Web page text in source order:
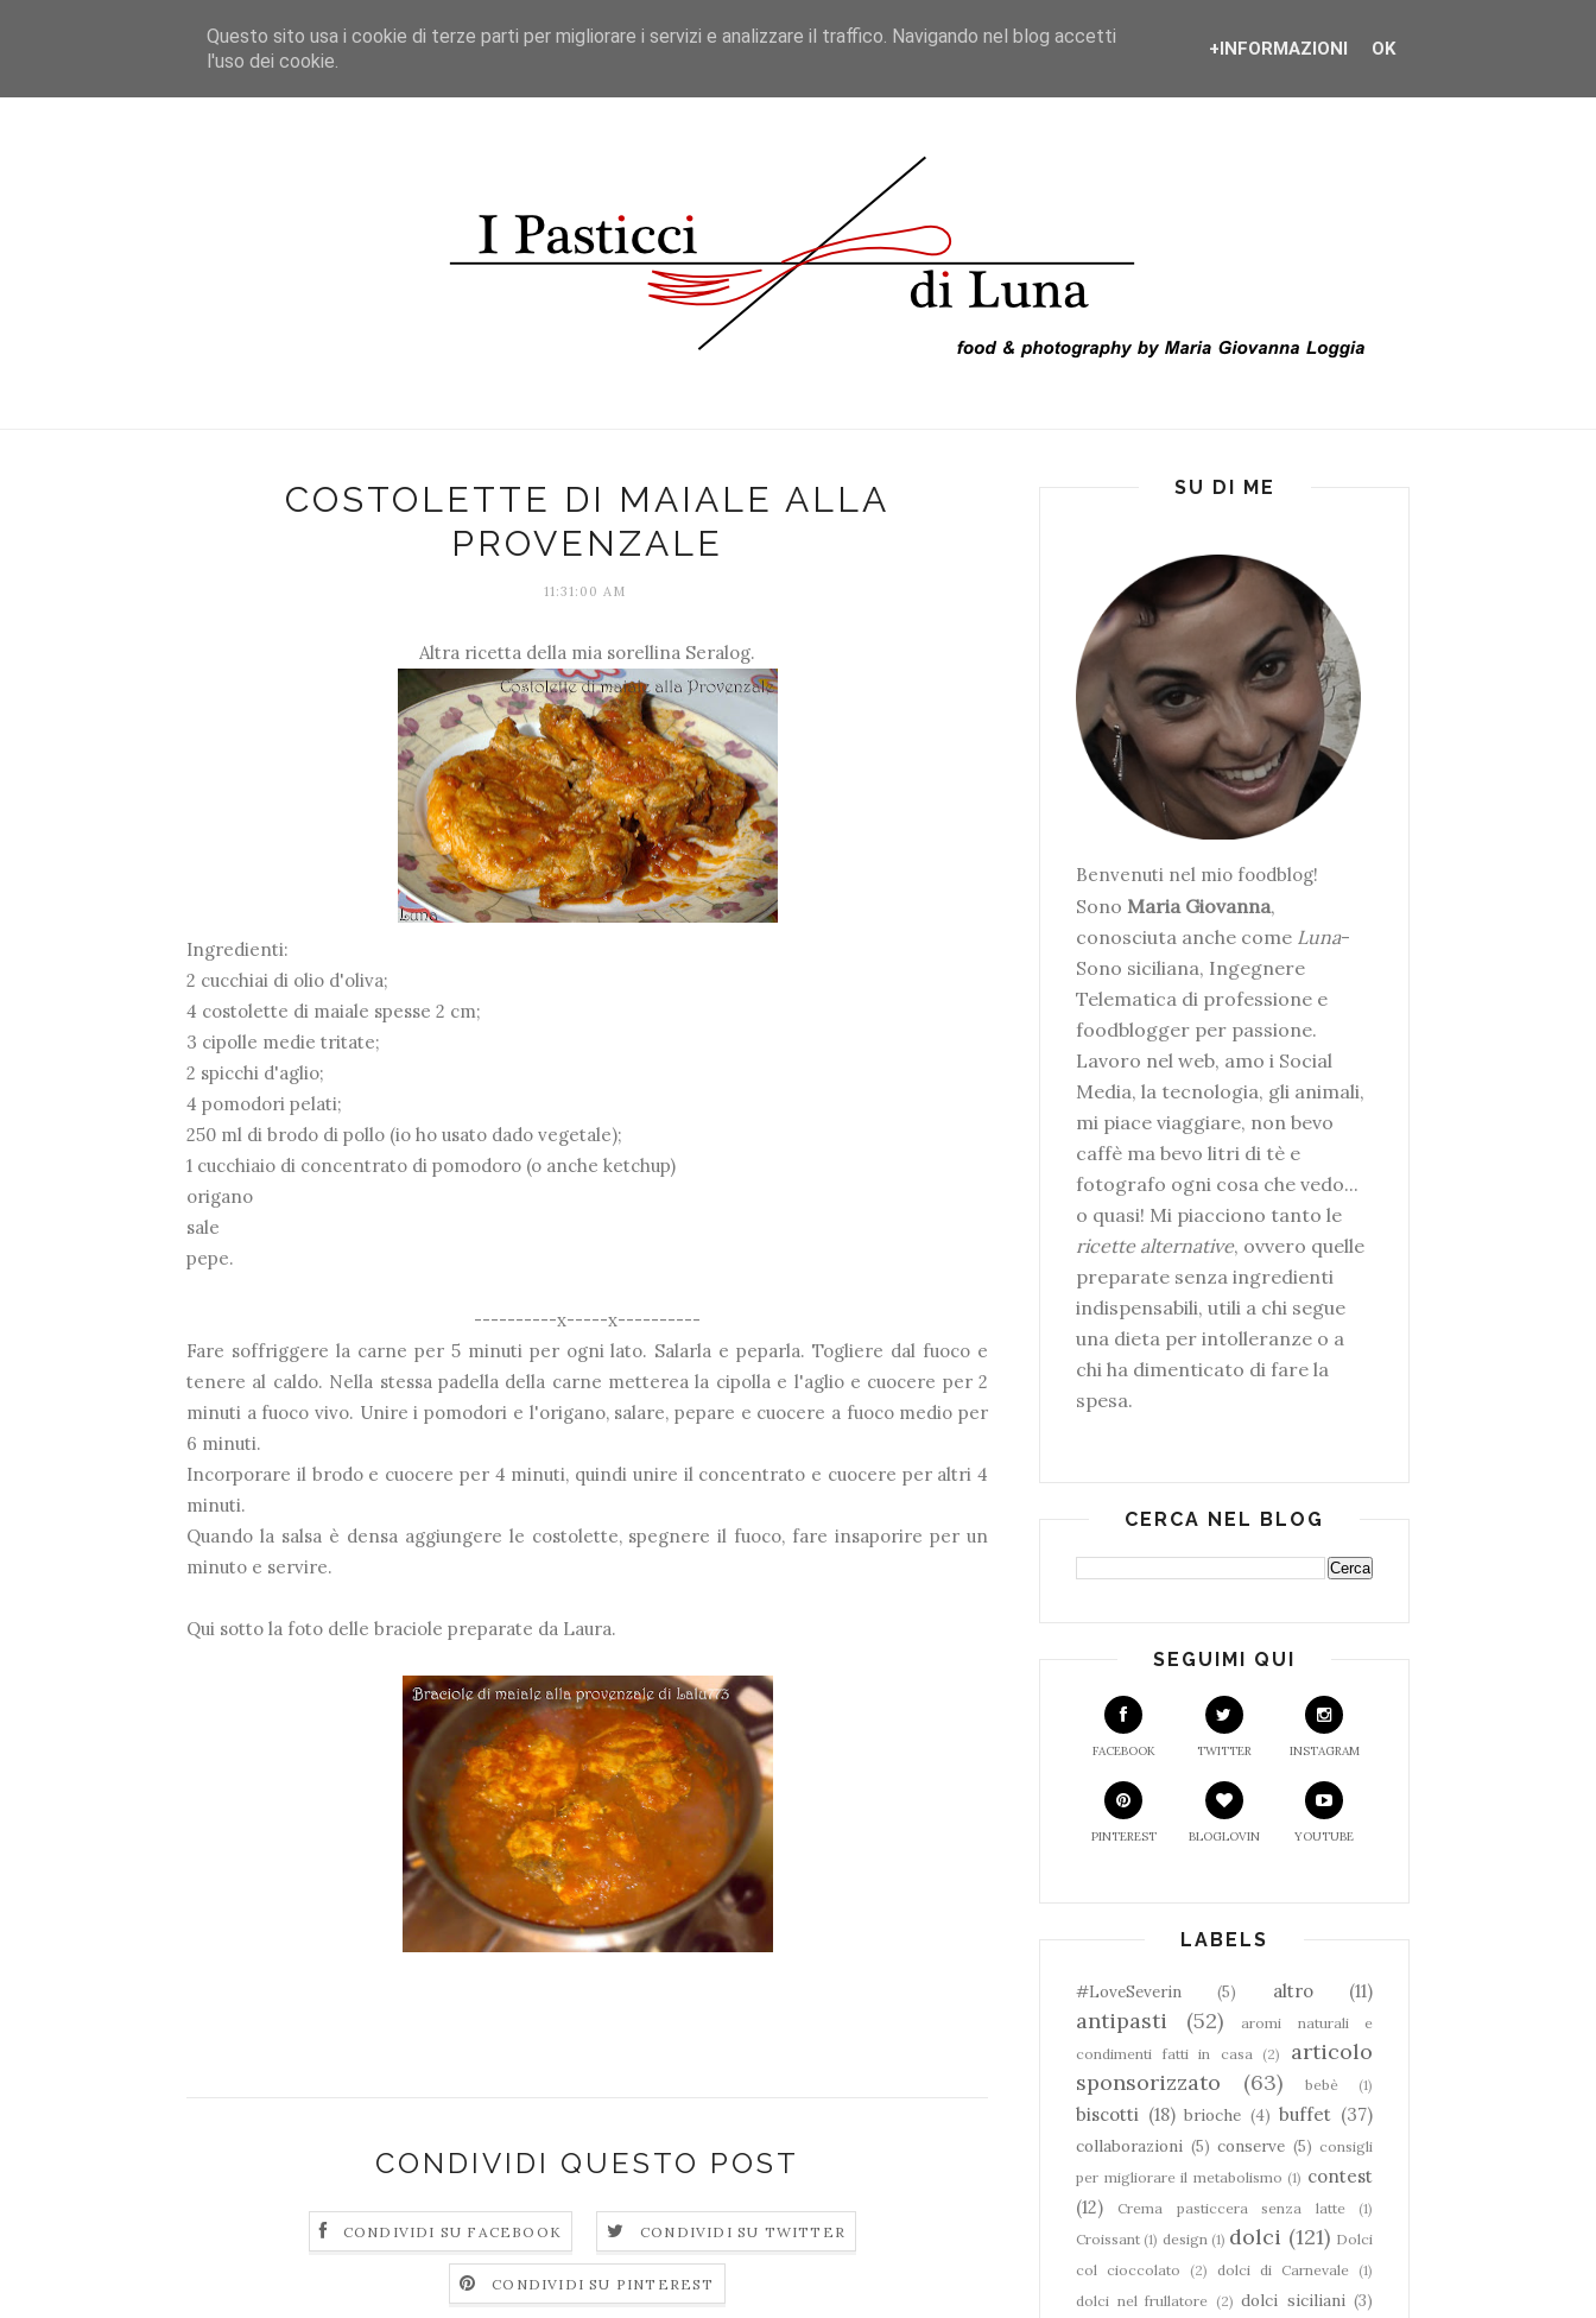
HOME CHI SONO
COSTOLETTE DI MAIALE ALLA
PROVENZALE
11:31:00 AM
Altra ricetta della mia sorellina Seralog.
Ingredienti:
2 cucchiai di olio d'oliva;
4 costolette di maiale spesse 2 cm;
3 cipolle medie tritate;
2 spicchi d'aglio;
4 pomodori pelati;
250 ml di brodo di pollo (io ho usato dado vegetale);
1 cucchiaio di concentrato di pomodoro (o anche ketchup)
origano
sale
pepe.
----------x-----x----------
Fare soffriggere la carne per 5 minuti per ogni lato. Salarla e peparla. Togliere dal fuoco e
tenere al caldo. Nella stessa padella della carne metterea la cipolla e l'aglio e cuocere per 2
minuti a fuoco vivo. Unire i pomodori e l'origano, salare, pepare e cuocere a fuoco medio per
6 minuti.
Incorporare il brodo e cuocere per 4 minuti, quindi unire il concentrato e cuocere per altri 4
minuti.
Quando la salsa è densa aggiungere le costolette, spegnere il fuoco, fare insaporire per un
minuto e servire.
Qui sotto la foto delle braciole preparate da Laura.
CONDIVIDI QUESTO POST
CONDIVIDI SU FACEBOOK CONDIVIDI SU TWITTER
CONDIVIDI SU PINTEREST
SU DI ME
Benvenuti nel mio foodblog!
Sono Maria Giovanna,
conosciuta anche come Luna-
Sono siciliana, Ingegnere
Telematica di professione e
foodblogger per passione.
Lavoro nel web, amo i Social
Media, la tecnologia, gli animali,
mi piace viaggiare, non bevo
caffè ma bevo litri di tè e
fotografo ogni cosa che vedo...
o quasi! Mi piacciono tanto le
ricette alternative, ovvero quelle
preparate senza ingredienti
indispensabili, utili a chi segue
una dieta per intolleranze o a
chi ha dimenticato di fare la
spesa.
CERCA NEL BLOG
SEGUIMI QUI
FACEBOOK TWITTER INSTAGRAM
PINTEREST BLOGLOVIN YOUTUBE
LABELS
#LoveSeverin (5) altro (11)
antipasti (52)
aromi naturali e
condimenti fatti in casa
(2)
articolo
sponsorizzato
(63) bebè (1)
biscotti (18) brioche (4) buffet (37)
collaborazioni (5) conserve (5) consigli
per migliorare il metabolismo (1) contest
(12)
Crema pasticcera senza latte
(1)
Croissant (1) design (1) dolci (121) Dolci
col cioccolato
(2) dolci di Carnevale
(1)
dolci nel frullatore (2) dolci siciliani (3)
Questo sito usa i cookie di terze parti per migliorare i servizi e analizzare il traffico. Navigando nel blog accetti
l'uso dei cookie.
+INFORMAZIONI OK